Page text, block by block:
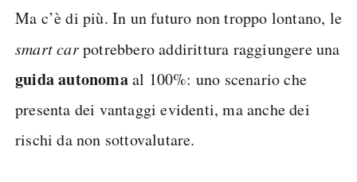
Ma c’è di più. In un futuro non troppo lontano, le
smart carpotrebbero addirittura raggiungere una
guida autonomaal 100%: uno scenario che
presenta dei vantaggi evidenti, ma anche dei
rischi da non sottovalutare.